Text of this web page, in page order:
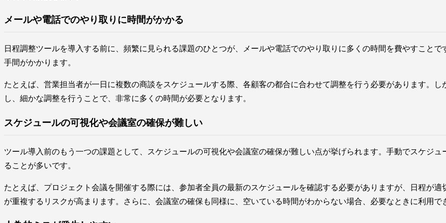
メールや電話でのやり取りに時間がかかる
日程調整ツールを導入する前に、頻繁に見られる課題のひとつが、メールや電話でのやり取りに多くの時間を費やすこと
手間がかかります。
たとえば、営業担当者が一日に複数の商談をスケジュールする際、各顧客の都合に合わせて調整を行う必要があります。
し、細かな調整を行うことで、非常に多くの時間が必要となります。
スケジュールの可視化や会議室の確保が難しい
ツール導入前のもう一つの課題として、スケジュールの可視化や会議室の確保が難しい点が挙げられます。手動でスケジ
ることが多いです。
たとえば、プロジェクト会議を開催する際には、参加者全員の最新のスケジュールを確認する必要がありますが、日程が
が重複するリスクが高まります。さらに、会議室の確保も同様に、空いている時間がわからない場合、必要なときに利用で